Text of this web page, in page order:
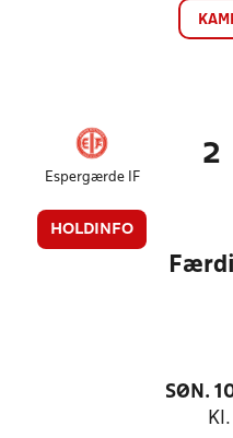
Espergærde IF
HOLDINFO
2
SØN.